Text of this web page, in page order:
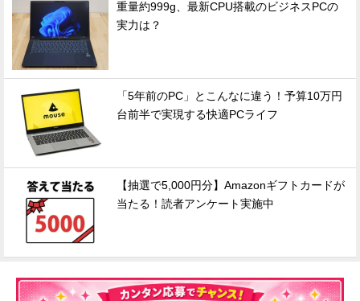
重量約999g、最新CPU搭載のビジネスPCの
実力は？
「5年前のPC」とこんなに違う！予算10万円
台前半で実現する快適PCライフ
【抽選で5,000円分】Amazonギフトカードが
当たる！読者アンケート実施中